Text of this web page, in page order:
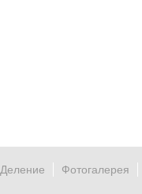
Деление Фотогалерея